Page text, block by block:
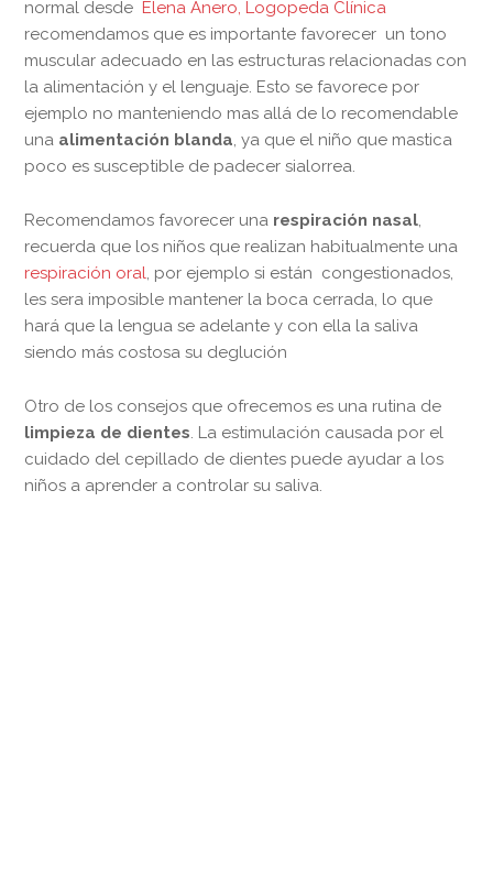
normal desde Elena Anero, Logopeda Clínica
recomendamos que es importante favorecer un tono
muscular adecuado en las estructuras relacionadas con
la alimentación y el lenguaje. Esto se favorece por
ejemplo no manteniendo mas allá de lo recomendable
una alimentación blanda, ya que el niño que mastica
poco es susceptible de padecer sialorrea.
Recomendamos favorecer una respiración nasal,
recuerda que los niños que realizan habitualmente una
respiración oral, por ejemplo si están congestionados,
les sera imposible mantener la boca cerrada, lo que
hará que la lengua se adelante y con ella la saliva
siendo más costosa su deglución
Otro de los consejos que ofrecemos es una rutina de
limpieza de dientes. La estimulación causada por el
cuidado del cepillado de dientes puede ayudar a los
niños a aprender a controlar su saliva.